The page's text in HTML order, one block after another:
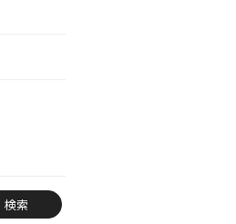
検索